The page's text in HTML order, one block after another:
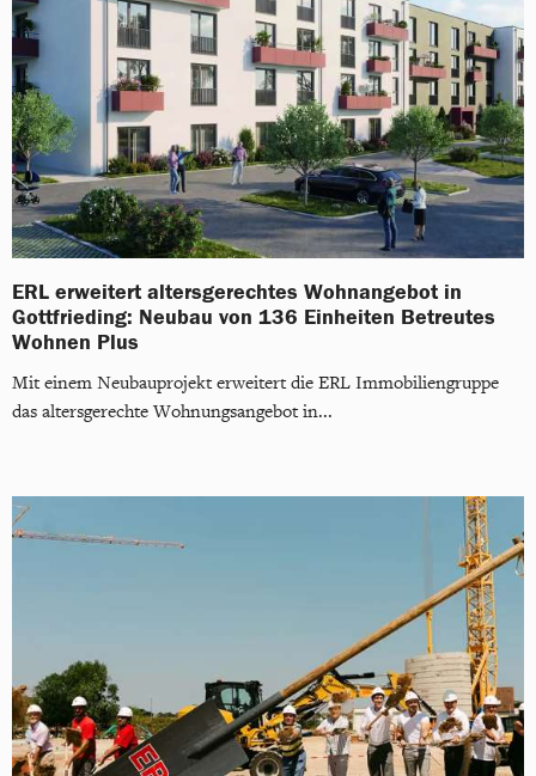
ERL erweitert altersgerechtes Wohnangebot in
Gottfrieding: Neubau von 136 Einheiten Betreutes
Wohnen Plus
Mit einem Neubauprojekt erweitert die ERL Immobiliengruppe
das altersgerechte Wohnungsangebot in...